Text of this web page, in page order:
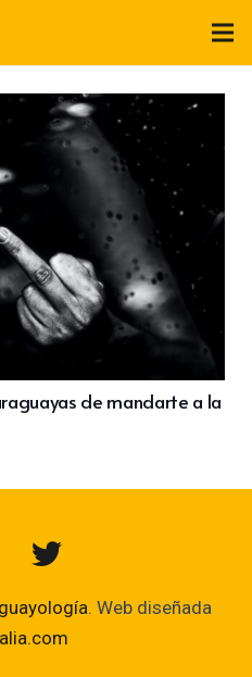
de mandarte a la
. Web diseñada